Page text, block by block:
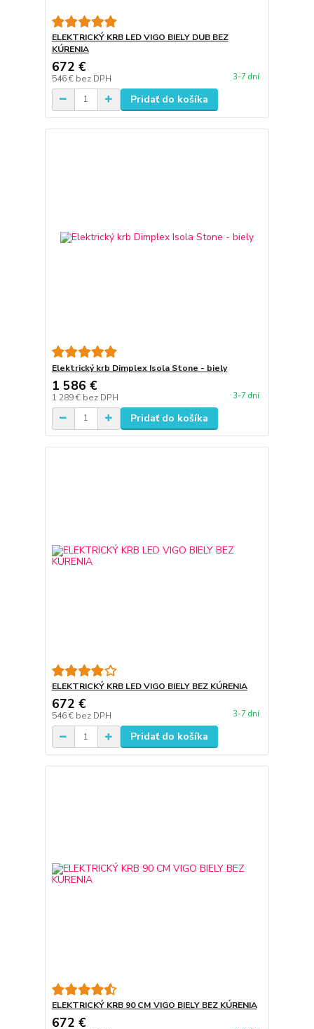
ELEKTRICKÝ KRB LED VIGO BIELY DUB BEZ
KÚRENIA
672 €
546 € bez DPH 3-7 dní
Pridať do košíka
Elektrický krb Dimplex Isola Stone - biely
1 586 €
1 289 € bez DPH 3-7 dní
Pridať do košíka
ELEKTRICKÝ KRB LED VIGO BIELY BEZ KÚRENIA
672 €
546 € bez DPH 3-7 dní
Pridať do košíka
ELEKTRICKÝ KRB 90 CM VIGO BIELY BEZ KÚRENIA
672 €